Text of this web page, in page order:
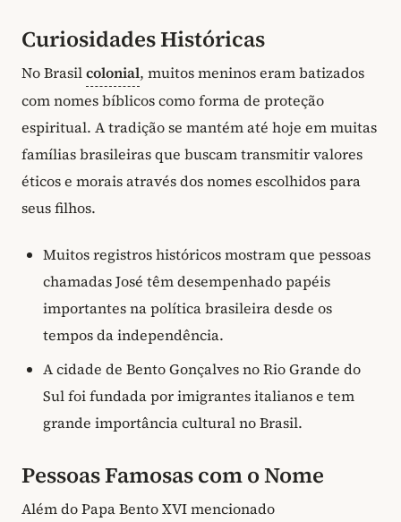
Curiosidades Históricas
No Brasilcolonial, muitos meninos eram batizados
com nomes bíblicos como forma de proteção
espiritual. A tradição se mantém até hoje em muitas
famílias brasileiras que buscam transmitir valores
éticos e morais através dos nomes escolhidos para
seus filhos.
Muitos registros históricos mostram que pessoas
chamadas José têm desempenhado papéis
importantes na política brasileira desde os
tempos da independência.
A cidade de Bento Gonçalves no Rio Grande do
Sul foi fundada por imigrantes italianos e tem
grande importância cultural no Brasil.
Pessoas Famosas com o Nome
Além do Papa Bento XVI mencionado